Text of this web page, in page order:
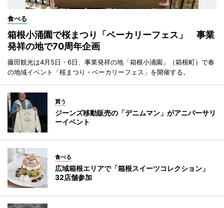
食べる
箱根小涌園で桜まつり「ベーカリーフェス」 事業
発祥の地で70周年企画
藤田観光は4月5日・6日、事業発祥の地「箱根小涌園」（箱根町）で春
の地域イベント「桜まつり・ベーカリーフェス」を開催する。
買う
ジーンズ移動販売の「デニムマン」がアニバーサリ
ーイベント
食べる
広域箱根エリアで「箱根スイーツコレクション」
32店舗参加